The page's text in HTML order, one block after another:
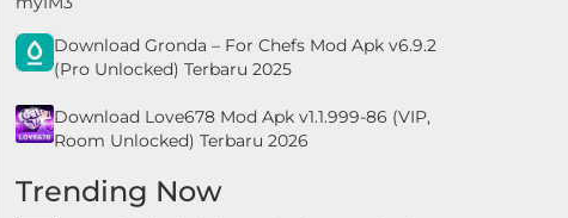
Download Gronda – For Chefs Mod Apk v6.9.2
(Pro Unlocked) Terbaru 2025
Download Love678 Mod Apk v1.1.999-86 (VIP,
Room Unlocked) Terbaru 2026
Trending Now